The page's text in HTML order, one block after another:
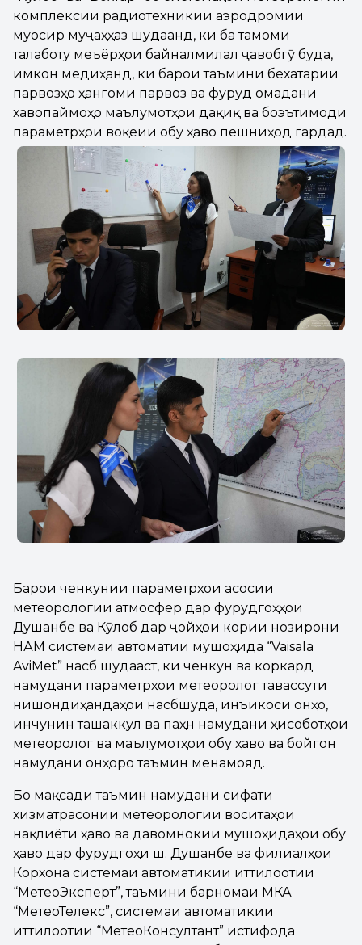
комплексии радиотехникии аэродромии
муосир муҷаҳҳаз шудаанд, ки ба тамоми
талаботу меъёрҳои байналмилалӣ ҷавобгӯ буда,
имкон медиҳанд, ки барои таъмини бехатарии
парвозҳо ҳангоми парвоз ва фуруд омадани
хавопаймоҳо маълумотҳои дақиқ ва боэътимоди
параметрҳои воқеии обу ҳаво пешниҳод гардад.
Барои ченкунии параметрҳои асосии
метеорологии атмосферӣ дар фурудгоҳҳои
Душанбе ва Кӯлоб дар ҷойҳои кории нозирони
НАМ системаи автоматии мушоҳида “Vaisala
AviMet” насб шудааст, ки ченкунӣ ва коркард
намудани параметрҳои метеорологӣ тавассути
нишондиҳандаҳои насбшуда, инъикоси онҳо,
инчунин ташаккул ва паҳн намудани ҳисоботҳои
метеорологӣ ва маълумотҳои обу ҳаво ва бойгонӣ
намудани онҳоро таъмин менамояд.
Бо мақсади таъмин намудани сифати
хизматрасонии метеорологии воситаҳои
нақлиёти ҳавоӣ ва давомнокии мушоҳидаҳои обу
ҳаво дар фурудгоҳи ш. Душанбе ва филиалҳои
Корхона системаи автоматикии иттилоотии
“МетеоЭксперт”, таъмини барномаи МКА
“МетеоТелекс”, системаи автоматикии
иттилоотии “МетеоКонсултант” истифода